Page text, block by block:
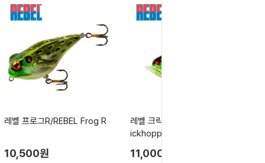
레벨 프로그R/REBEL Frog R
10,500원
레벨 크릭호퍼 포퍼/REBEL Cr
ickhopper Popper
11,000원